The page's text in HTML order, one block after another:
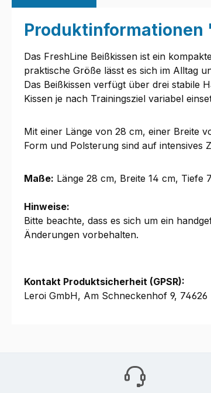
Produktinformationen
Das FreshLine Beißkissen ist ein
praktische Größe lässt es sich im Alltag
Das Beißkissen verfügt über drei stabile
Kissen je nach Trainingsziel variabel
Mit einer Länge von 28 cm, einer Breite
Form und Polsterung sind auf intensives
Maße: Länge 28 cm, Breite 14 cm, Tiefe
Hinweise:
Bitte beachte, dass es sich um ein
Änderungen vorbehalten.
Kontakt Produktsicherheit (GPSR):
Leroi GmbH, Am Schneckenhof 9,